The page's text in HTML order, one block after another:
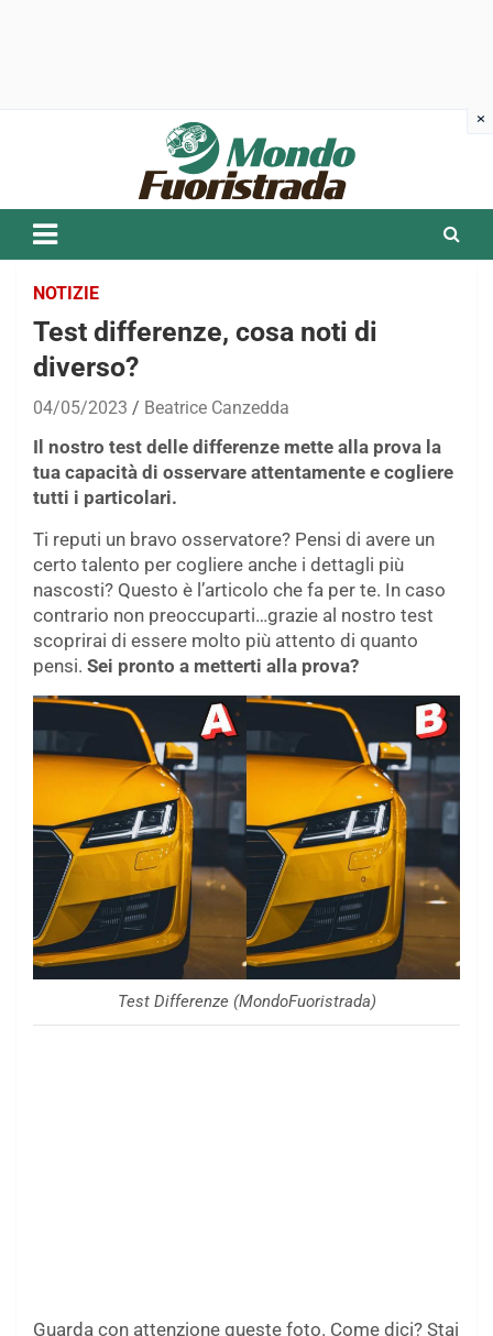
NOTIZIE
Test differenze, cosa noti di
diverso?
04/05/2023 Beatrice Canzedda
Il nostro test delle differenze mette alla prova la
tua capacità di osservare attentamente e cogliere
tutti i particolari.
Ti reputi un bravo osservatore? Pensi di avere un
certo talento per cogliere anche i dettagli più
nascosti? Questo è l’articolo che fa per te. In caso
contrario non preoccuparti…grazie al nostro test
scoprirai di essere molto più attento di quanto
pensi. Sei pronto a metterti alla prova?
Test Differenze (MondoFuoristrada)
Guarda con attenzione queste foto. Come dici? Stai